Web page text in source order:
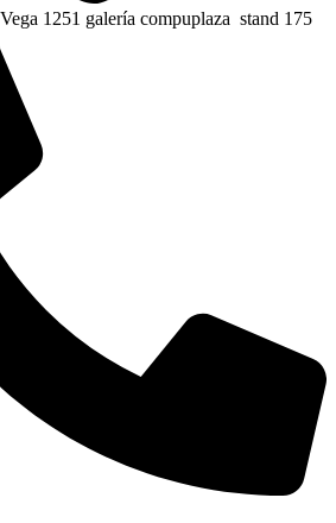
1251 galería compuplaza stand 175